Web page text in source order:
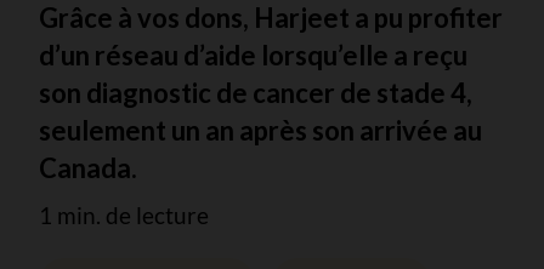
Grâce à vos dons, Harjeet a pu profiter
d’un réseau d’aide lorsqu’elle a reçu
son diagnostic de cancer de stade 4,
seulement un an après son arrivée au
Canada.
1 min. de lecture